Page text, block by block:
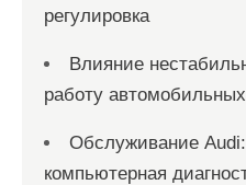
регулировка
Влияние
работу
Обслуживание
компьютерная